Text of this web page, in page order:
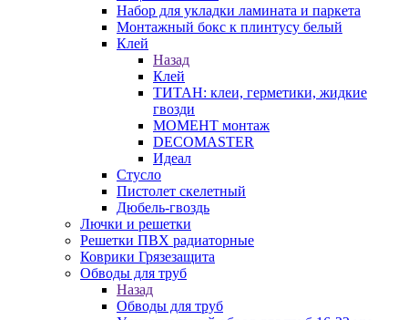
Набор для укладки ламината и паркета
Монтажный бокс к плинтусу белый
Клей
Назад
Клей
ТИТАН: клеи, герметики, жидкие
гвозди
МОМЕНТ монтаж
DECOMASTER
Идеал
Стусло
Пистолет скелетный
Дюбель-гвоздь
Лючки и решетки
Решетки ПВХ радиаторные
Коврики Грязезащита
Обводы для труб
Назад
Обводы для труб